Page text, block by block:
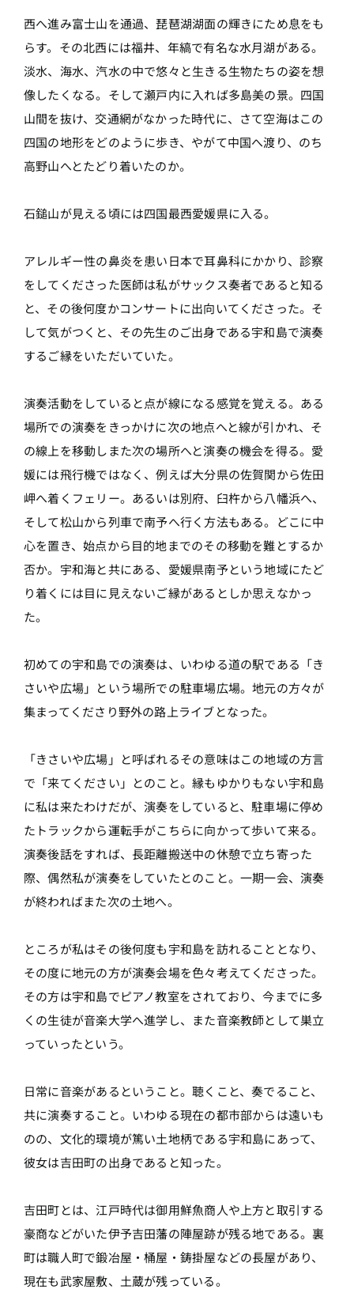
西へ進み富士山を通過、琵琶湖湖面の輝きにため息をも
らす。その北西には福井、年縞で有名な水月湖がある。
淡水、海水、汽水の中で悠々と生きる生物たちの姿を想
像したくなる。そして瀬戸内に入れば多島美の景。四国
山間を抜け、交通網がなかった時代に、さて空海はこの
四国の地形をどのように歩き、やがて中国へ渡り、のち
高野山へとたどり着いたのか。
石鎚山が見える頃には四国最西愛媛県に入る。
アレルギー性の鼻炎を患い日本で耳鼻科にかかり、診察
をしてくださった医師は私がサックス奏者であると知る
と、その後何度かコンサートに出向いてくださった。そ
して気がつくと、その先生のご出身である宇和島で演奏
するご縁をいただいていた。
演奏活動をしていると点が線になる感覚を覚える。ある
場所での演奏をきっかけに次の地点へと線が引かれ、そ
の線上を移動しまた次の場所へと演奏の機会を得る。愛
媛には飛行機ではなく、例えば大分県の佐賀関から佐田
岬へ着くフェリー。あるいは別府、臼杵から八幡浜へ、
そして松山から列車で南予へ行く方法もある。どこに中
心を置き、始点から目的地までのその移動を難とするか
否か。宇和海と共にある、愛媛県南予という地域にたど
り着くには目に見えないご縁があるとしか思えなかっ
た。
初めての宇和島での演奏は、いわゆる道の駅である「き
さいや広場」という場所での駐車場広場。地元の方々が
集まってくださり野外の路上ライブとなった。
「きさいや広場」と呼ばれるその意味はこの地域の方言
で「来てください」とのこと。縁もゆかりもない宇和島
に私は来たわけだが、演奏をしていると、駐車場に停め
たトラックから運転手がこちらに向かって歩いて来る。
演奏後話をすれば、長距離搬送中の休憩で立ち寄った
際、偶然私が演奏をしていたとのこと。一期一会、演奏
が終わればまた次の土地へ。
ところが私はその後何度も宇和島を訪れることとなり、
その度に地元の方が演奏会場を色々考えてくださった。
その方は宇和島でピアノ教室をされており、今までに多
くの生徒が音楽大学へ進学し、また音楽教師として巣立
っていったという。
日常に音楽があるということ。聴くこと、奏でること、
共に演奏すること。いわゆる現在の都市部からは遠いも
のの、文化的環境が篤い土地柄である宇和島にあって、
彼女は吉田町の出身であると知った。
吉田町とは、江戸時代は御用鮮魚商人や上方と取引する
豪商などがいた伊予吉田藩の陣屋跡が残る地である。裏
町は職人町で鍛冶屋・桶屋・鋳掛屋などの長屋があり、
現在も武家屋敷、土蔵が残っている。